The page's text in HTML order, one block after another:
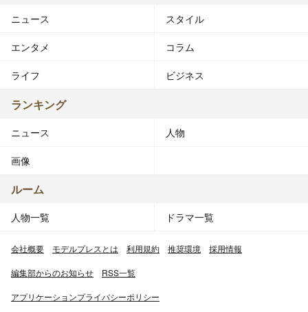
ニュース スタイル
エンタメ コラム
ライフ ビジネス
ランキング
ニュース 人物
画像
ルーム
人物一覧 ドラマ一覧
会社概要 モデルプレスとは 利用規約 推奨環境 採用情報
編集部からのお知らせ RSS一覧
アプリケーションプライバシーポリシー